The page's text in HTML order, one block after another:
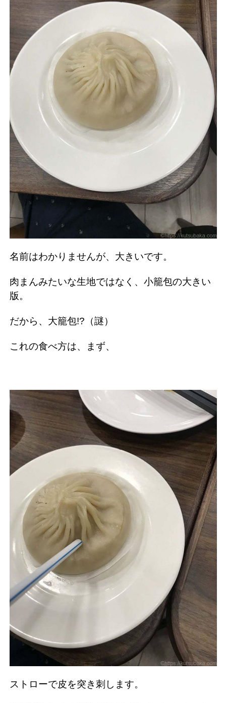
名前はわかりませんが、大きいです。
肉まんみたいな生地ではなく、小籠包の大きい
版。
だから、大籠包!?（謎）
これの食べ方は、まず、
ストローで皮を突き刺します。